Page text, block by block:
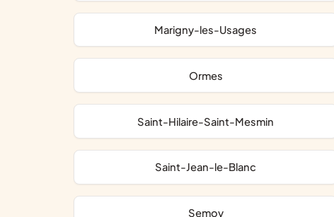
Marigny-les-Usages
Ormes
Saint-Hilaire-Saint-Mesmin
Saint-Jean-le-Blanc
Semoy